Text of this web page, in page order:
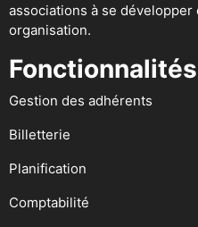
associations à se
organisation.
Fonctionnalités
Gestion des adhérents
Billetterie
Planification
Comptabilité